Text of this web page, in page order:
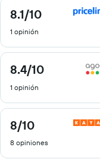
8.1/10
8.1
10
1 opinión
8.4/10
8.4
10
1 opinión
8/10
8
de
10
8 opiniones